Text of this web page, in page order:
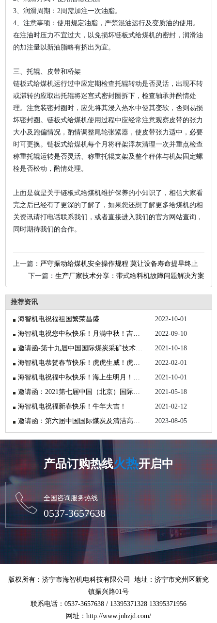
3、润滑周期：2周需加注一次油脂。
4、注意事项：使用规定油脂，严禁混油运行及变质油的使用。
在注油时压力不宜过大，以免损坏链板式给煤机的密封，润滑油
的加注量以新油脂略有挤出为宜。
三、托辊、皮带和桥架
链板式给煤机运行过中应定期检查托辊转动是否灵活，出现不转
或滞转的应取出托辊将迷宫式密封圈拆下，检查轴承并酌情处
理。注意装密封圈时，应先将其浸入热水中使其变软，否则易损
坏密封圈。链板式给煤机使用过程中应经常注意观察皮带的张力
大小及跑偏情况，酌情调整尾轮张紧器，使皮带张力适中，必要
时可更换。链板式给煤机每个月将秤架浮灰清理一次并重点检查
称重托辊运转是否灵活、称重托辊支架及整个秤体与机架固定螺
栓是否松动，酌情处理。
上面是就是关于链板式给煤机维护保养的小知识了，相信大家看
完之后已经有了更深的了解了，如果您还想了解更多给煤机的相
关资讯请打电话联系我们，或者直接进入我们的官方网站查询，
同时期待我们的合作。
上一篇： 严守振动给煤机安全操作规程 莫让设备寿命提早终止
下一篇： 生产厂家技术分享：带式给料机故障问题解决方案
推荐资讯
海智机电祝福祖国繁荣昌盛
2022-10-01
海智机电祝您中秋快乐！月满中秋！吉祥如意！
2022-09-10
邀请函-第十九届中国国际煤炭采矿技术交流及设备展览会
2021-10-18
海智机电恭贺春节快乐！虎虎生威！虎年大吉！
2022-02-01
海智机电祝福中秋快乐！海上生明月！天涯共此时！
2021-10-01
邀请函：2021第七届中国（北京）国际矿业展览会
2021-05-18
海智机电祝福新春快乐！牛年大吉！
2021-02-12
邀请函：第六届中国国际煤炭及清洁高效利用展览会
2023-08-05
产品订购热线火热开启中
全国咨询服务热线
0537-3657638
版权所有：济宁市海智机电科技有限公司 地址：济宁市兖州区新兖
镇振兴路01号
联系电话：0537-3657638 / 13395371328 13395371956
网址：http://www.jnhzjd.com/